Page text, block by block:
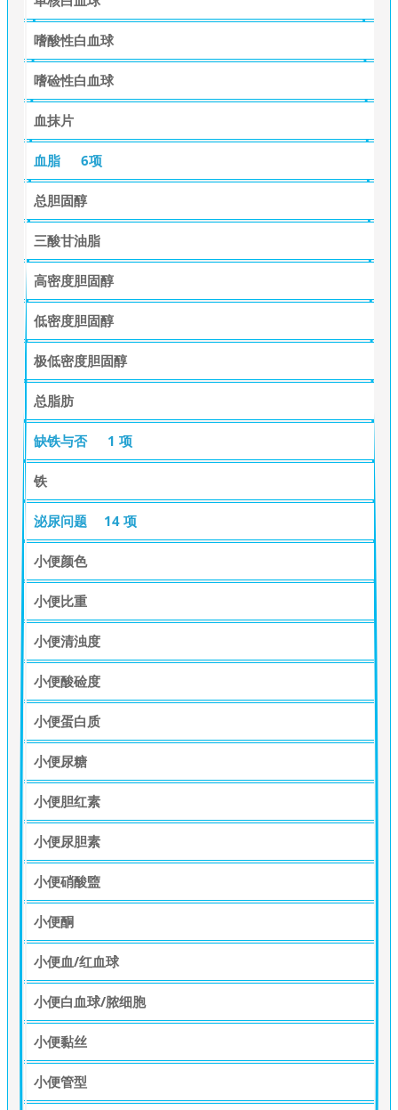
嗜酸性白血球
嗜硷性白血球
血抹片
血脂 6项
总胆固醇
三酸甘油脂
高密度胆固醇
低密度胆固醇
极低密度胆固醇
总脂肪
缺铁与否 1 项
铁
泌尿问题 14 项
小便颜色
小便比重
小便清浊度
小便酸硷度
小便蛋白质
小便尿糖
小便胆红素
小便尿胆素
小便硝酸盬
小便酮
小便血/红血球
小便白血球/脓细胞
小便黏丝
小便管型